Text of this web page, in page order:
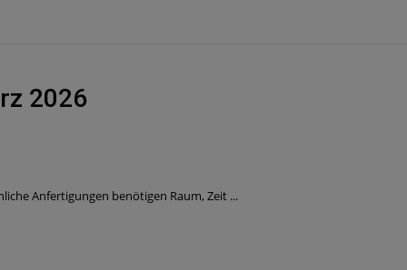
2026
Anfertigungen benötigen Raum, Zeit ...